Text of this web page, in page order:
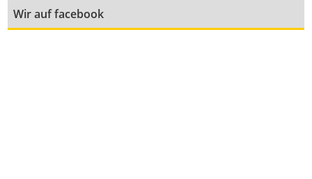
Wir auf facebook